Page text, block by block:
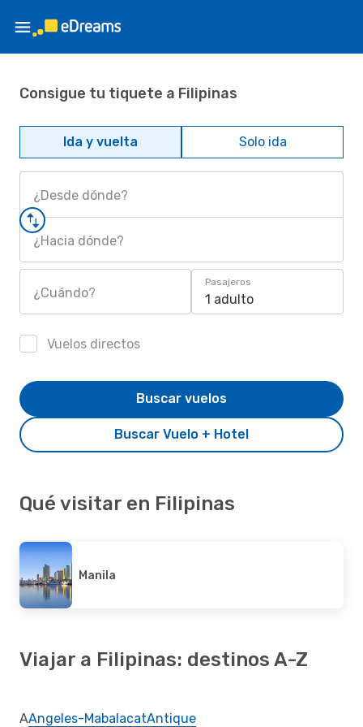
Consigue tu tiquete a Filipinas
Ida y vuelta Solo ida
¿Desde dónde?
¿Hacia dónde?
¿Cuándo?
Pasajeros
1 adulto
Vuelos directos
Buscar Vuelo + Hotel
Buscar vuelos
Qué visitar en Filipinas
Manila
Viajar a Filipinas: destinos A-Z
AAngeles-MabalacatAntique